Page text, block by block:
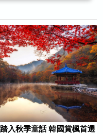
踏入秋季童話 韓國賞楓首選